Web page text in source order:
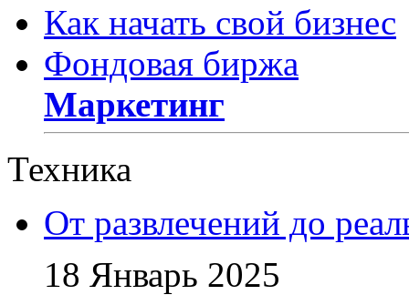
Как начать свой бизнес
Фондовая биржа
Маркетинг
Техника
От развлечений до
18 Январь 2025